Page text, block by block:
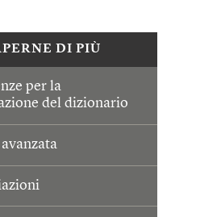
DI PIÙ
per la
del dizionario